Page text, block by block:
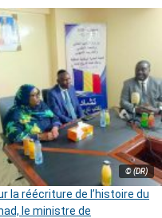
© (DR)
la réécriture de l’histoire du
le ministre de